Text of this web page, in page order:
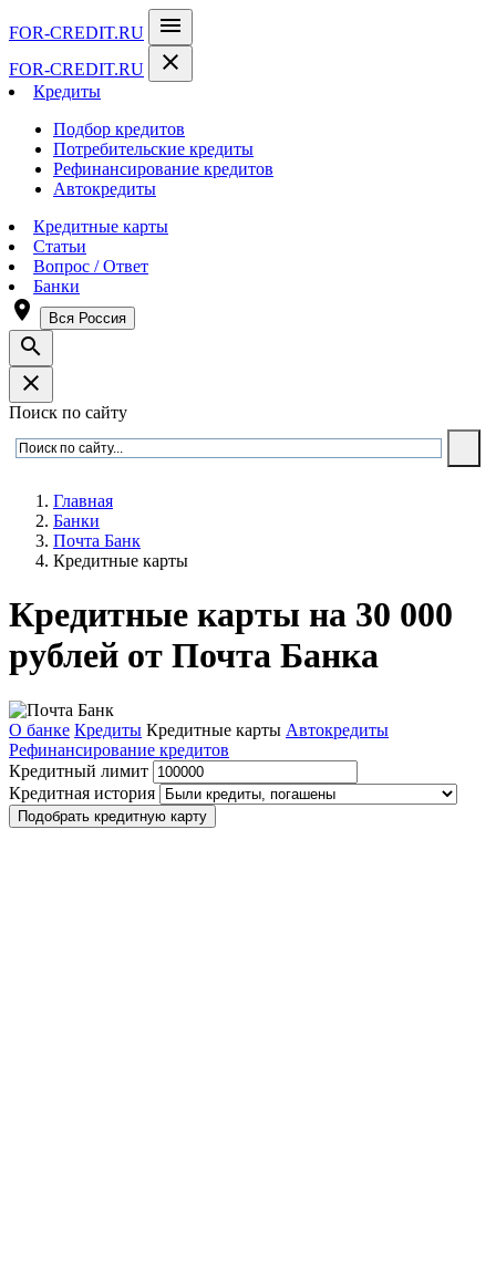
FOR-CREDIT.RU menu
FOR-CREDIT.RU close
Кредиты
Подбор кредитов
Потребительские кредиты
Рефинансирование кредитов
Автокредиты
Кредитные карты
Статьи
Вопрос / Ответ
Банки
room Вся Россия
search
close
Поиск по сайту
Главная
Банки
Почта Банк
Кредитные карты
Кредитные карты на 30 000
рублей от Почта Банка
О банке Кредиты Кредитные карты Автокредиты
Рефинансирование кредитов
Кредитный лимит
Кредитная история
Подобрать кредитную карту